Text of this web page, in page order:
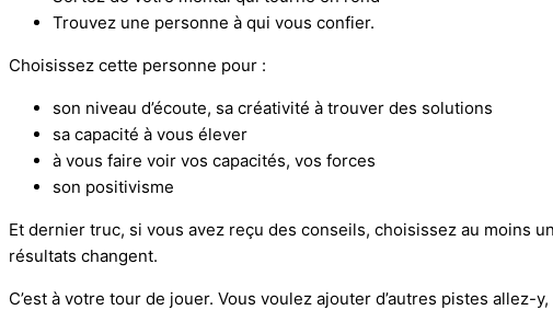
Trouvez une personne à qui vous confier.
Choisissez cette personne pour :
son niveau d’écoute, sa créativité à trouver des solutions
sa capacité à vous élever
à vous faire voir vos capacités, vos forces
son positivisme
Et dernier truc, si vous avez reçu des conseils, choisissez au moins
résultats changent.
C’est à votre tour de jouer. Vous voulez ajouter d’autres pistes allez-